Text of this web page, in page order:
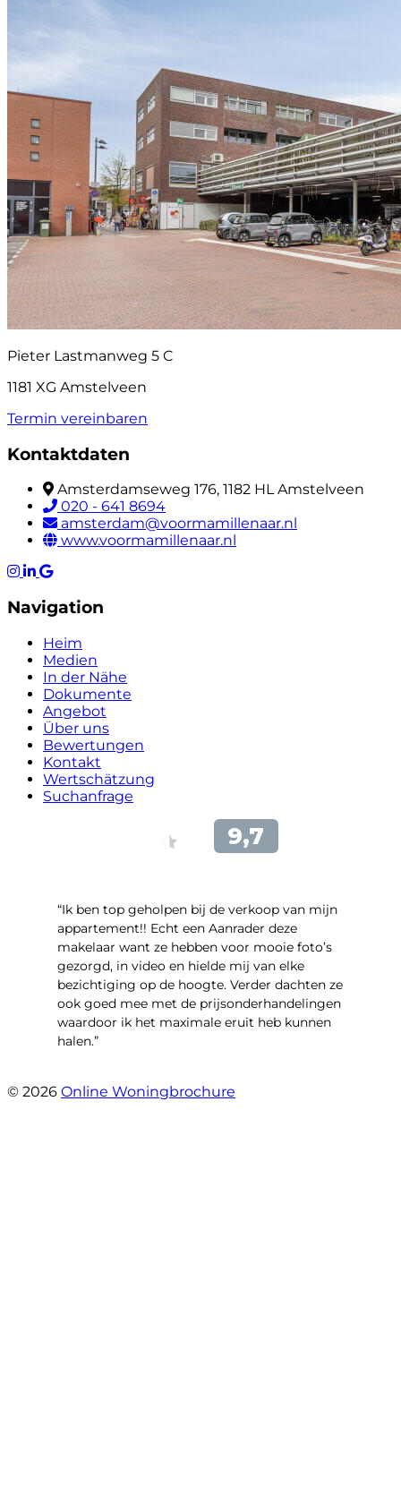
Pieter Lastmanweg 5 C
1181 XG Amstelveen
Termin vereinbaren
Kontaktdaten
Amsterdamseweg 176, 1182 HL Amstelveen
020 - 641 8694
amsterdam@voormamillenaar.nl
www.voormamillenaar.nl
Navigation
Heim
Medien
In der Nähe
Dokumente
Angebot
Über uns
Bewertungen
Kontakt
Wertschätzung
Suchanfrage
“Ik ben top geholpen bij de verkoop van mijn
appartement!! Echt een Aanrader deze
makelaar want ze hebben voor mooie foto’s
gezorgd, in video en hielde mij van elke
bezichtiging op de hoogte. Verder dachten ze
ook goed mee met de prijsonderhandelingen
waardoor ik het maximale eruit heb kunnen
halen.”
© 2026 Online Woningbrochure